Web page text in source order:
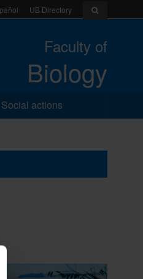
UB Directory
Faculty of
Biology
Social actions